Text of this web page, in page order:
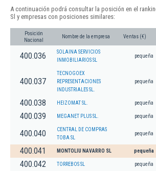
A continuación podrá consultar la posición en el
Sl y empresas con posiciones similares:
Posición
Nacional
Nombre de la empresa Ventas (€)
400.036
SOLAINA SERVICIOS
INMOBILIARIOS SL
pequeña
400.037
TECNOGOEX
REPRESENTACIONES
INDUSTRIALES SL.
pequeña
400.038 HEIZOMAT SL. pequeña
400.039 MEGANET PLUS SL. pequeña
400.040
CENTRAL DE COMPRAS
TOBA SL
pequeña
400.041 MONTOLIU NAVARRO SL pequeña
400.042 TORREBOS SL pequeña